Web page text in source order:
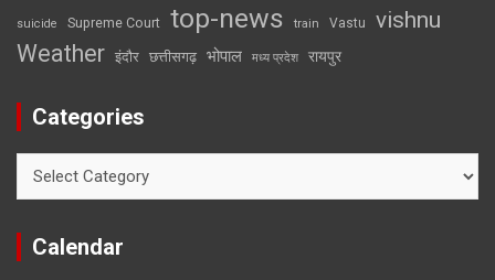
suicide Supreme Court top-news train Vastu vishnu
Weather इंदौर छत्तीसगढ़ भोपाल मध्य प्रदेश रायपुर
Categories
Calendar